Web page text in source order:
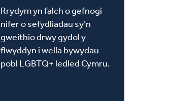
Rrydym yn falch o gefnogi
nifer o sefydliadau sy’n
gweithio drwy gydol y
flwyddyn i wella bywydau
pobl LGBTQ+ ledled Cymru.